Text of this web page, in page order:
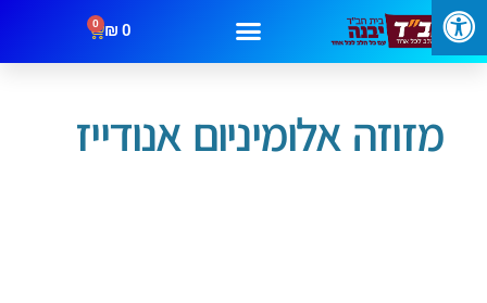
0
₪
0
עמוד הבית/בתי מזוזה / מזוזה אלומיניום אנודייז
מזוזה אלומיניום אנודייז